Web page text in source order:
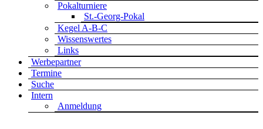
Pokalturniere
St.-Georg-Pokal
Kegel A-B-C
Wissenswertes
Links
Werbepartner
Termine
Suche
Intern
Anmeldung